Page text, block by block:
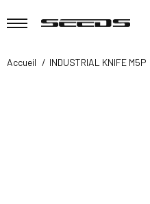
Accueil INDUSTRIAL KNIFE M5P